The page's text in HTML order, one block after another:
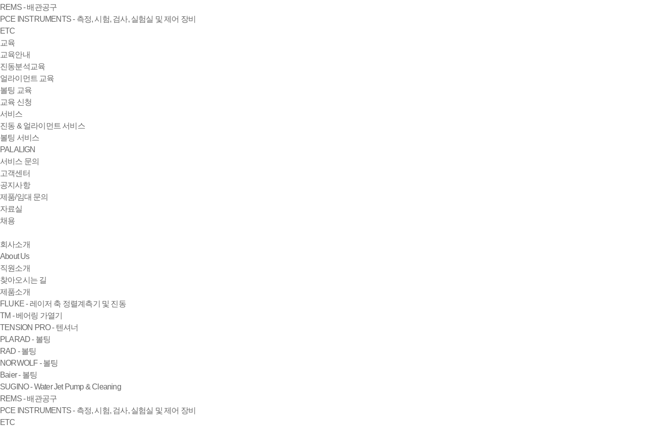
REMS - 배관공구
PCE INSTRUMENTS - 측정, 시험, 검사, 실험실 및 제어 장비
ETC
교육
교육안내
진동분석교육
얼라이먼트 교육
볼팅 교육
교육 신청
서비스
진동 & 얼라이먼트 서비스
볼팅 서비스
PALALIGN
서비스 문의
고객센터
공지사항
제품/임대 문의
자료실
채용
회사소개
About Us
직원소개
찾아오시는 길
제품소개
FLUKE - 레이저 축 정렬계측기 및 진동
TM - 베어링 가열기
TENSION PRO - 텐셔너
PLARAD - 볼팅
RAD - 볼팅
NORWOLF - 볼팅
Baier - 볼팅
SUGINO - Water Jet Pump & Cleaning
REMS - 배관공구
PCE INSTRUMENTS - 측정, 시험, 검사, 실험실 및 제어 장비
ETC